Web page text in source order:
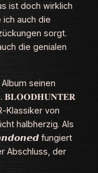
ist doch wirklich
auch die
sorgt.
die genialen
seinen
𝐁𝐋𝐎𝐎𝐃𝐇𝐔𝐍𝐓𝐄𝐑
von
halbherzig. Als
fungiert
Abschluss, der